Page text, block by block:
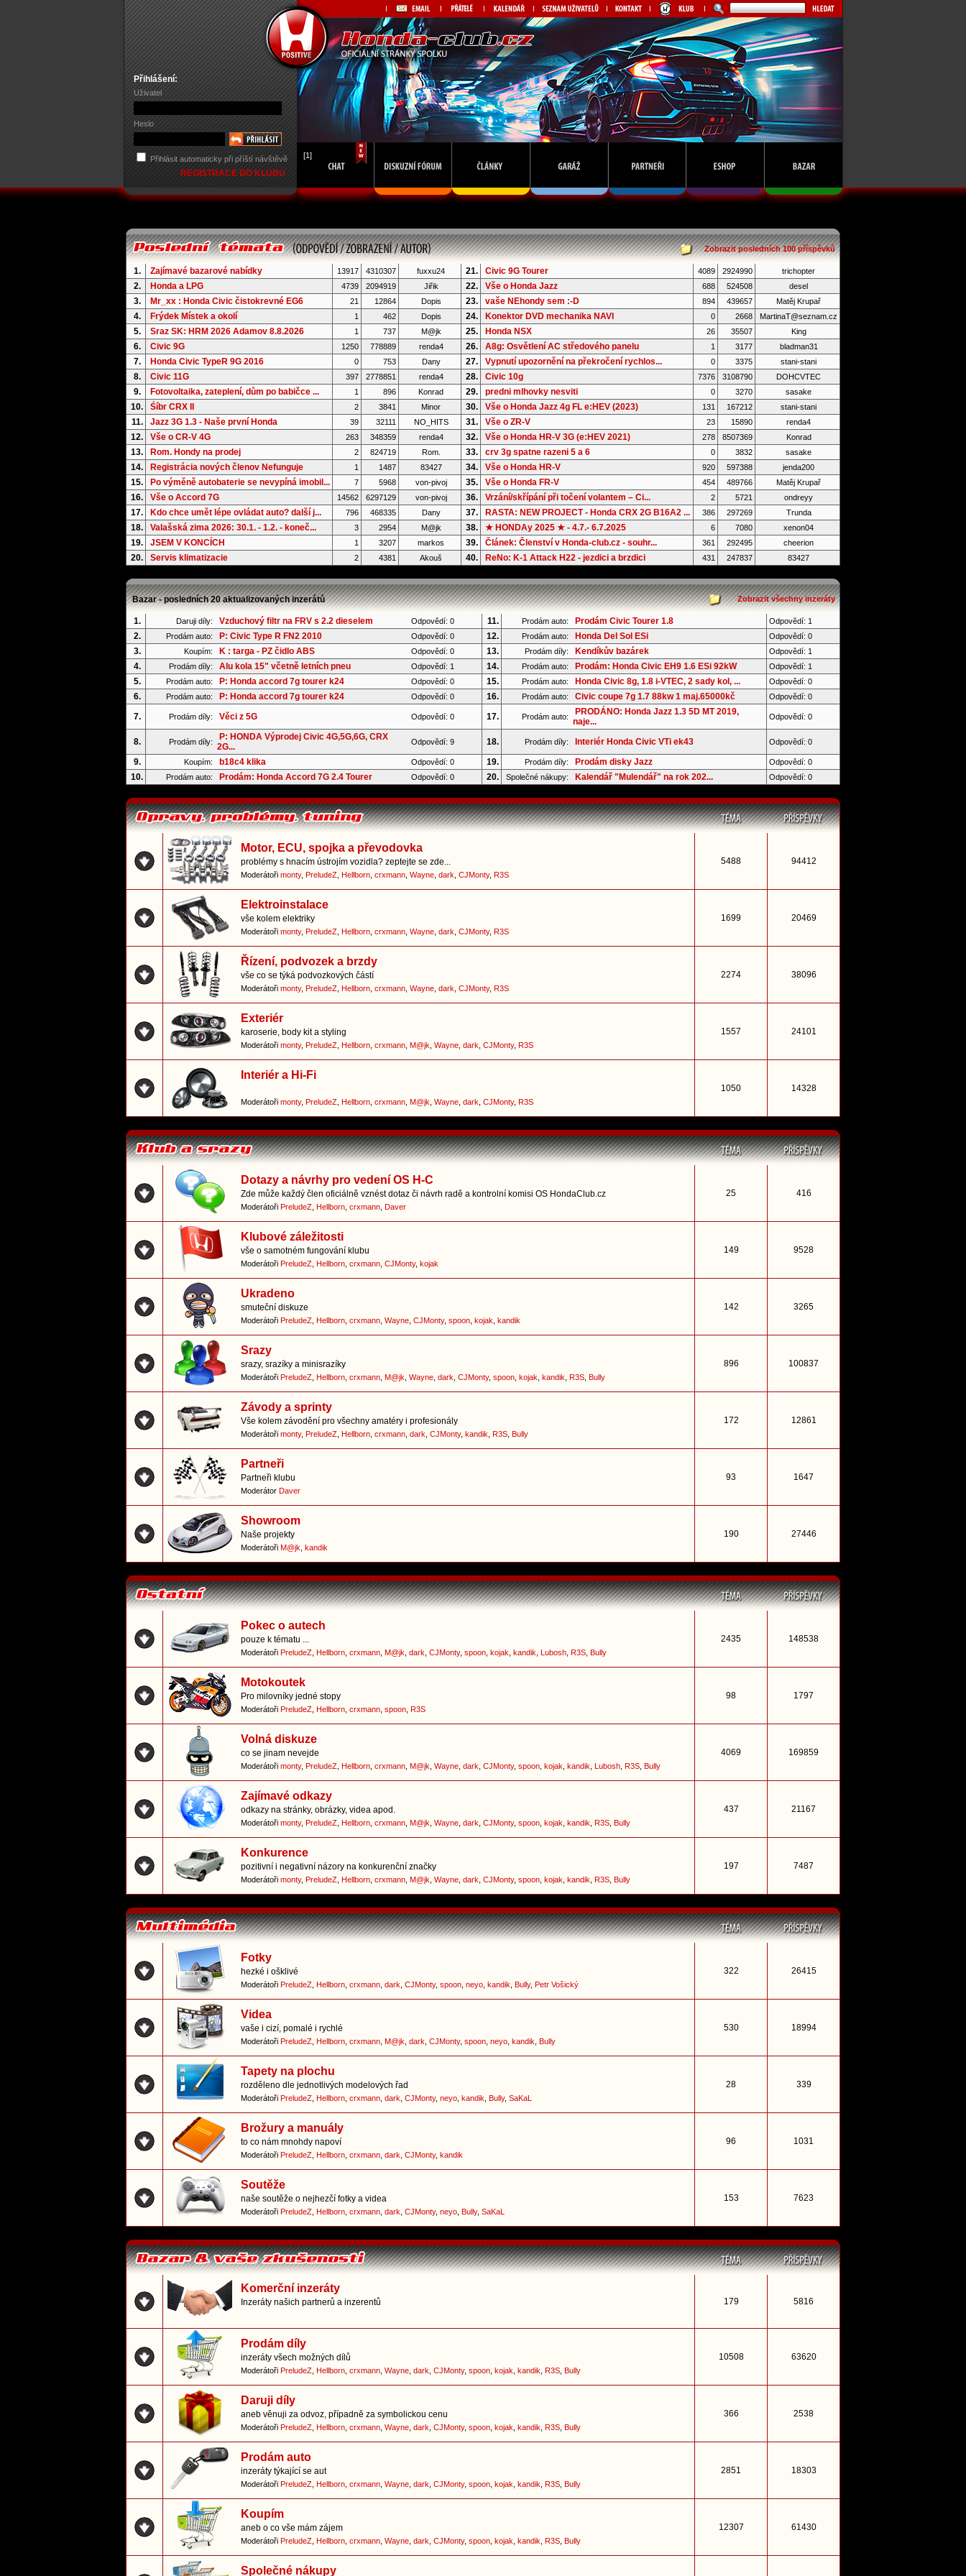
Přihlášení:
Uživatel
Heslo
Přihlásit automaticky při příští návštěvě
REGISTRACE DO KLUBU
[1]
Zobrazit posledních 100 příspěvků
1. Zajímavé bazarové nabídky 13917 4310307 fuxxu24 21. Civic 9G Tourer 4089 2924990 trichopter
2. Honda a LPG 4739 2094919 Jiřik 22. Vše o Honda Jazz 688 524508 desel
3. Mr_xx : Honda Civic čistokrevné EG6 21 12864 Dopis 23. vaše NEhondy sem :-D 894 439657 Matěj Krupař
4. Frýdek Místek a okolí 1 462 Dopis 24. Konektor DVD mechanika NAVI 0 2668 MartinaT@seznam.cz
5. Sraz SK: HRM 2026 Adamov 8.8.2026 1 737 M@jk 25. Honda NSX 26 35507 King
6. Civic 9G 1250 778889 renda4 26. A8g: Osvětlení AC středového panelu 1 3177 bladman31
7. Honda Civic TypeR 9G 2016 0 753 Dany 27. Vypnutí upozornění na překročení rychlos... 0 3375 stani-stani
8. Civic 11G 397 2778851 renda4 28. Civic 10g 7376 3108790 DOHCVTEC
9. Fotovoltaika, zateplení, dům po babičce ... 1 896 Konrad 29. predni mlhovky nesviti 0 3270 sasake
10. Śíbr CRX II 2 3841 Minor 30. Vše o Honda Jazz 4g FL e:HEV (2023) 131 167212 stani-stani
11. Jazz 3G 1.3 - Naše první Honda 39 32111 NO_HITS 31. Vše o ZR-V 23 15890 renda4
12. Vše o CR-V 4G 263 348359 renda4 32. Vše o Honda HR-V 3G (e:HEV 2021) 278 8507369 Konrad
13. Rom. Hondy na prodej 2 824719 Rom. 33. crv 3g spatne razeni 5 a 6 0 3832 sasake
14. Registrácia nových členov Nefunguje 1 1487 83427 34. Vše o Honda HR-V 920 597388 jenda200
15. Po výměně autobaterie se nevypíná imobil... 7 5968 von-pivoj 35. Vše o Honda FR-V 454 489766 Matěj Krupař
16. Vše o Accord 7G 14562 6297129 von-pivoj 36. Vrzání/skřípání při točení volantem – Ci... 2 5721 ondreyy
17. Kdo chce umět lépe ovládat auto? další j... 796 468335 Dany 37. RASTA: NEW PROJECT - Honda CRX 2G B16A2 ... 386 297269 Trunda
18. Valašská zima 2026: 30.1. - 1.2. - koneč... 3 2954 M@jk 38. ★ HONDAy 2025 ★ - 4.7.- 6.7.2025 6 7080 xenon04
19. JSEM V KONCÍCH 1 3207 markos 39. Článek: Členství v Honda-club.cz - souhr... 361 292495 cheerion
20. Servis klimatizacie 2 4381 Akouš 40. ReNo: K-1 Attack H22 - jezdici a brzdici 431 247837 83427
Bazar - posledních 20 aktualizovaných inzerátů Zobrazit všechny inzeráty
1. Daruji díly: Vzduchový filtr na FRV s 2.2 dieselem Odpovědí: 0 11. Prodám auto: Prodám Civic Tourer 1.8 Odpovědí: 1
2. Prodám auto: P: Civic Type R FN2 2010 Odpovědí: 0 12. Prodám auto: Honda Del Sol ESi Odpovědí: 0
3. Koupím: K : targa - PZ čidlo ABS Odpovědí: 0 13. Prodám díly: Kendíkův bazárek Odpovědí: 1
4. Prodám díly: Alu kola 15" včetně letních pneu Odpovědí: 1 14. Prodám auto: Prodám: Honda Civic EH9 1.6 ESi 92kW Odpovědí: 1
5. Prodám auto: P: Honda accord 7g tourer k24 Odpovědí: 0 15. Prodám auto: Honda Civic 8g, 1.8 i-VTEC, 2 sady kol, ... Odpovědí: 0
6. Prodám auto: P: Honda accord 7g tourer k24 Odpovědí: 0 16. Prodám auto: Civic coupe 7g 1.7 88kw 1 maj.65000kč Odpovědí: 0
7. Prodám díly: Věci z 5G Odpovědí: 0 17. Prodám auto:
PRODÁNO: Honda Jazz 1.3 5D MT 2019,
naje...
Odpovědí: 0
8. Prodám díly:
P: HONDA Výprodej Civic 4G,5G,6G, CRX
2G...
Odpovědí: 9 18. Prodám díly: Interiér Honda Civic VTi ek43 Odpovědí: 0
9. Koupím: b18c4 klika Odpovědí: 0 19. Prodám díly: Prodám disky Jazz Odpovědí: 0
10. Prodám auto: Prodám: Honda Accord 7G 2.4 Tourer Odpovědí: 0 20. Společné nákupy: Kalendář "Mulendář" na rok 202... Odpovědí: 0
Motor, ECU, spojka a převodovka
problémy s hnacím ústrojím vozidla? zeptejte se zde...
Moderátoři monty, PreludeZ Hellborn crxmann Wayne dark CJMonty, R3S
5488 94412
Elektroinstalace
vše kolem elektriky
Moderátoři monty, PreludeZ Hellborn crxmann Wayne dark CJMonty, R3S
1699 20469
Řízení, podvozek a brzdy
vše co se týká podvozkových částí
Moderátoři monty, PreludeZ Hellborn crxmann Wayne dark CJMonty, R3S
2274 38096
Exteriér
karoserie, body kit a styling
Moderátoři monty, PreludeZ Hellborn crxmann M@jk Wayne dark CJMonty, R3S
1557 24101
Interiér a Hi-Fi
Moderátoři monty, PreludeZ Hellborn crxmann M@jk Wayne dark CJMonty, R3S
1050 14328
Dotazy a návrhy pro vedení OS H-C
Zde může každý člen oficiálně vznést dotaz či návrh radě a kontrolní komisi OS HondaClub.cz
Moderátoři PreludeZ Hellborn crxmann Daver
25 416
Klubové záležitosti
vše o samotném fungování klubu
Moderátoři PreludeZ Hellborn crxmann CJMonty, kojak
149 9528
Ukradeno
smuteční diskuze
Moderátoři PreludeZ Hellborn crxmann Wayne CJMonty, spoon kojak kandik
142 3265
Srazy
srazy, srazíky a minisrazíky
Moderátoři PreludeZ Hellborn crxmann M@jk Wayne dark CJMonty, spoon kojak kandik R3S Bully
896 100837
Závody a sprinty
Vše kolem závodění pro všechny amatéry i profesionály
Moderátoři monty, PreludeZ Hellborn crxmann dark CJMonty, kandik R3S Bully
172 12861
Partneři
Partneři klubu
Moderátor Daver
93 1647
Showroom
Naše projekty
Moderátoři M@jk kandik
190 27446
Pokec o autech
pouze k tématu ...
Moderátoři PreludeZ Hellborn crxmann M@jk dark CJMonty, spoon kojak kandik Lubosh R3S Bully
2435 148538
Motokoutek
Pro milovníky jedné stopy
Moderátoři PreludeZ Hellborn crxmann spoon R3S
98 1797
Volná diskuze
co se jinam nevejde
Moderátoři monty, PreludeZ Hellborn crxmann M@jk Wayne dark CJMonty, spoon kojak kandik Lubosh R3S Bully
4069 169859
Zajímavé odkazy
odkazy na stránky, obrázky, videa apod.
Moderátoři monty, PreludeZ Hellborn crxmann M@jk Wayne dark CJMonty, spoon kojak kandik R3S Bully
437 21167
Konkurence
pozitivní i negativní názory na konkurenční značky
Moderátoři monty, PreludeZ Hellborn crxmann M@jk Wayne dark CJMonty, spoon kojak kandik R3S Bully
197 7487
Fotky
hezké i ošklivé
Moderátoři PreludeZ Hellborn crxmann dark CJMonty, spoon neyo kandik Bully, Petr Vošický
322 26415
Videa
vaše i cizí, pomalé i rychlé
Moderátoři PreludeZ Hellborn crxmann M@jk dark CJMonty, spoon neyo kandik Bully
530 18994
Tapety na plochu
rozděleno dle jednotlivých modelových řad
Moderátoři PreludeZ Hellborn crxmann dark CJMonty, neyo kandik Bully, SaKaL
28 339
Brožury a manuály
to co nám mnohdy napoví
Moderátoři PreludeZ Hellborn crxmann dark CJMonty, kandik
96 1031
Soutěže
naše soutěže o nejhezčí fotky a videa
Moderátoři PreludeZ Hellborn crxmann dark CJMonty, neyo Bully, SaKaL
153 7623
Komerční inzeráty
Inzeráty našich partnerů a inzerentů 179 5816
Prodám díly
inzeráty všech možných dílů
Moderátoři PreludeZ Hellborn crxmann Wayne dark CJMonty, spoon kojak kandik R3S Bully
10508 63620
Daruji díly
aneb věnuji za odvoz, případně za symbolickou cenu
Moderátoři PreludeZ Hellborn crxmann Wayne dark CJMonty, spoon kojak kandik R3S Bully
366 2538
Prodám auto
inzeráty týkající se aut
Moderátoři PreludeZ Hellborn crxmann Wayne dark CJMonty, spoon kojak kandik R3S Bully
2851 18303
Koupím
aneb o co vše mám zájem
Moderátoři PreludeZ Hellborn crxmann Wayne dark CJMonty, spoon kojak kandik R3S Bully
12307 61430
Společné nákupy